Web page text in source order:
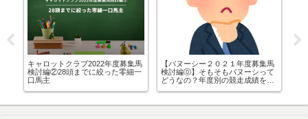
キャロットクラブ2022年度募集馬
検討編②28頭までに絞った零細一
口馬主
【バヌーシー２０２１年度募集馬
検討編⓪】そもそもバヌーシって
どうなの？年度別の競走成績を調